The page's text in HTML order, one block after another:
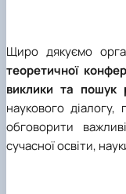
Щиро дякуємо
теоретичної
виклики та пошук
наукового
обговорити
сучасної освіти,